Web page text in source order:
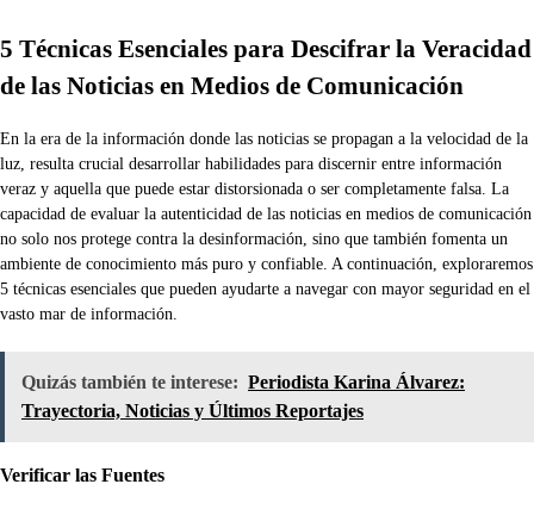
5 Técnicas Esenciales para Descifrar la Veracidad
de las Noticias en Medios de Comunicación
En la era de la información donde las noticias se propagan a la velocidad de la
luz, resulta crucial desarrollar habilidades para discernir entre información
veraz y aquella que puede estar distorsionada o ser completamente falsa. La
capacidad de evaluar la autenticidad de las noticias en medios de comunicación
no solo nos protege contra la desinformación, sino que también fomenta un
ambiente de conocimiento más puro y confiable. A continuación, exploraremos
5 técnicas esenciales que pueden ayudarte a navegar con mayor seguridad en el
vasto mar de información.
Quizás también te interese: Periodista Karina Álvarez:
Trayectoria, Noticias y Últimos Reportajes
Verificar las Fuentes